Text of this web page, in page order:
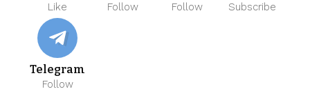
Like Follow Follow Subscribe
Telegram
Follow